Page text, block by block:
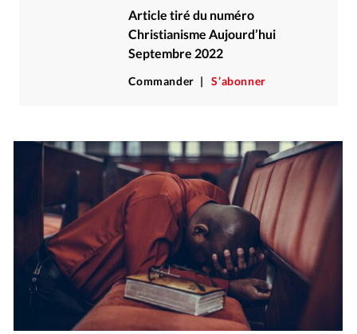
Article tiré du numéro
Christianisme Aujourd’hui
Septembre 2022
Commander S’abonner